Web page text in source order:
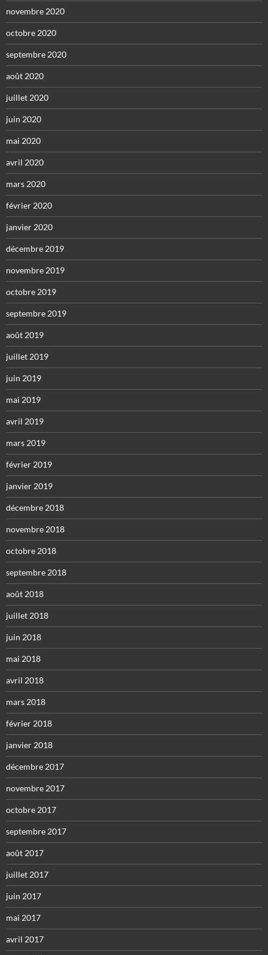
novembre 2020
octobre 2020
septembre 2020
août 2020
juillet 2020
juin 2020
mai 2020
avril 2020
mars 2020
février 2020
janvier 2020
décembre 2019
novembre 2019
octobre 2019
septembre 2019
août 2019
juillet 2019
juin 2019
mai 2019
avril 2019
mars 2019
février 2019
janvier 2019
décembre 2018
novembre 2018
octobre 2018
septembre 2018
août 2018
juillet 2018
juin 2018
mai 2018
avril 2018
mars 2018
février 2018
janvier 2018
décembre 2017
novembre 2017
octobre 2017
septembre 2017
août 2017
juillet 2017
juin 2017
mai 2017
avril 2017